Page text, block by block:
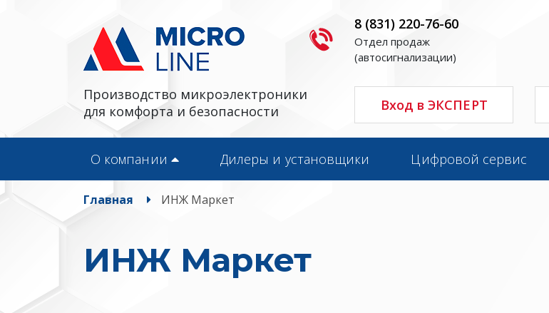
Производство микроэлектроники
для комфорта и безопасности
8 (831) 220-76-60
Отдел продаж
(автосигнализации)
Вход в ЭКСПЕРТ
О компании Дилеры и установщики Цифровой сервис
Главная ИНЖ Маркет
ИНЖ Маркет